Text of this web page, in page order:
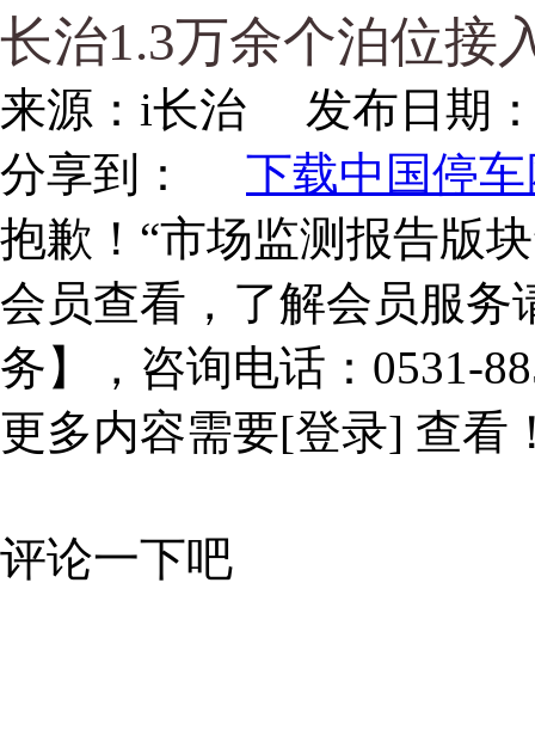
长治1.3万余个泊位接
来源： i长治 发布日期
分享到：
下载中国停车
抱歉！“市场监测报告版
会员查看，了解会员服务
务】，咨询电话：0531-
更多内容需要[登录] 查看
评论一下吧